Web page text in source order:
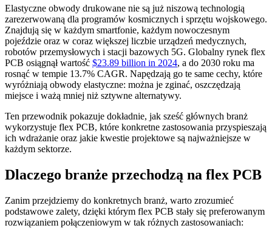
Elastyczne obwody drukowane nie są już niszową technologią
zarezerwowaną dla programów kosmicznych i sprzętu wojskowego.
Znajdują się w każdym smartfonie, każdym nowoczesnym
pojeździe oraz w coraz większej liczbie urządzeń medycznych,
robotów przemysłowych i stacji bazowych 5G. Globalny rynek flex
PCB osiągnął wartość $23.89 billion in 2024, a do 2030 roku ma
rosnąć w tempie 13.7% CAGR. Napędzają go te same cechy, które
wyróżniają obwody elastyczne: można je zginać, oszczędzają
miejsce i ważą mniej niż sztywne alternatywy.
Ten przewodnik pokazuje dokładnie, jak sześć głównych branż
wykorzystuje flex PCB, które konkretne zastosowania przyspieszają
ich wdrażanie oraz jakie kwestie projektowe są najważniejsze w
każdym sektorze.
Dlaczego branże przechodzą na flex PCB
Zanim przejdziemy do konkretnych branż, warto zrozumieć
podstawowe zalety, dzięki którym flex PCB stały się preferowanym
rozwiązaniem połączeniowym w tak różnych zastosowaniach: